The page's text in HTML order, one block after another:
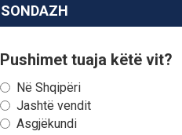
SONDAZH
Pushimet tuaja këtë vit?
Në Shqipëri
Jashtë vendit
Asgjëkundi